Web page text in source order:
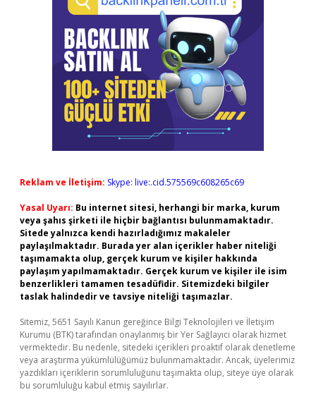
Reklam ve İletişim: Skype: live:.cid.575569c608265c69
Yasal Uyarı: Bu internet sitesi, herhangi bir marka, kurum
veya şahıs şirketi ile hiçbir bağlantısı bulunmamaktadır.
Sitede yalnızca kendi hazırladığımız makaleler
paylaşılmaktadır. Burada yer alan içerikler haber niteliği
taşımamakta olup, gerçek kurum ve kişiler hakkında
paylaşım yapılmamaktadır. Gerçek kurum ve kişiler ile isim
benzerlikleri tamamen tesadüfidir. Sitemizdeki bilgiler
taslak halindedir ve tavsiye niteliği taşımazlar.
Sitemiz, 5651 Sayılı Kanun gereğince Bilgi Teknolojileri ve İletişim
Kurumu (BTK) tarafından onaylanmış bir Yer Sağlayıcı olarak hizmet
vermektedir. Bu nedenle, sitedeki içerikleri proaktif olarak denetleme
veya araştırma yükümlülüğümüz bulunmamaktadır. Ancak, üyelerimiz
yazdıkları içeriklerin sorumluluğunu taşımakta olup, siteye üye olarak
bu sorumluluğu kabul etmiş sayılırlar.